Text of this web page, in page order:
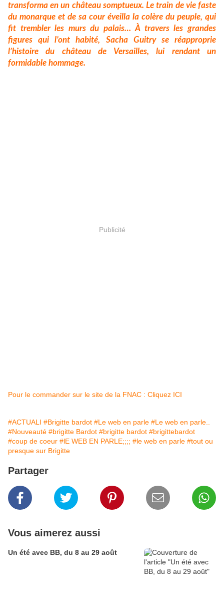
transforma en un château somptueux. Le train de vie faste
du monarque et de sa cour éveilla la colère du peuple, qui
fit trembler les murs du palais… À travers les grandes
figures qui l’ont habité, Sacha Guitry se réapproprie
l’histoire du château de Versailles, lui rendant un
formidable hommage.
Publicité
Pour le commander sur le site de la FNAC : Cliquez ICI
#ACTUALI #Brigitte bardot #Le web en parle #Le web en parle..
#Nouveauté #brigitte Bardot #brigitte bardot #brigittebardot
#coup de coeur #lE WEB EN PARLE;;;; #le web en parle #tout ou
presque sur Brigitte
Partager
Vous aimerez aussi
Un été avec BB, du 8 au 29 août